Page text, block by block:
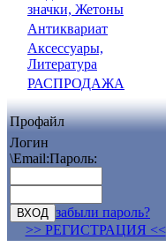
значки, Жетоны
Антиквариат
Аксессуары,
Литература
РАСПРОДАЖА
Профайл
Логин
\Email:Пароль:
забыли пароль?
>> РЕГИСТРАЦИЯ <<